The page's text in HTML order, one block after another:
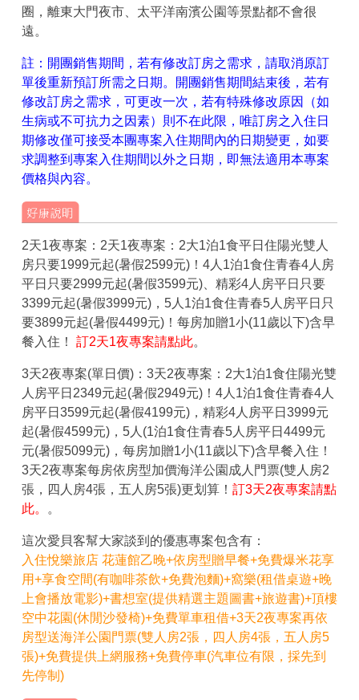
圈，離東大門夜市、太平洋南濱公園等景點都不會很
遠。
註：開團銷售期間，若有修改訂房之需求，請取消原訂
單後重新預訂所需之日期。開團銷售期間結束後，若有
修改訂房之需求，可更改一次，若有特殊修改原因（如
生病或不可抗力之因素）則不在此限，唯訂房之入住日
期修改僅可接受本團專案入住期間內的日期變更，如要
求調整到專案入住期間以外之日期，即無法適用本專案
價格與內容。
2天1夜專案：2天1夜專案：2大1泊1食平日住陽光雙人
房只要1999元起(暑假2599元)！4人1泊1食住青春4人房
平日只要2999元起(暑假3599元)、精彩4人房平日只要
3399元起(暑假3999元)，5人1泊1食住青春5人房平日只
要3899元起(暑假4499元)！每房加贈1小(11歲以下)含早
餐入住！ 訂2天1夜專案請點此。
3天2夜專案(單日價)：3天2夜專案：2大1泊1食住陽光雙
人房平日2349元起(暑假2949元)！4人1泊1食住青春4人
房平日3599元起(暑假4199元)，精彩4人房平日3999元
起(暑假4599元)，5人(1泊1食住青春5人房平日4499元
元(暑假5099元)，每房加贈1小(11歲以下)含早餐入住！
3天2夜專案每房依房型加價海洋公園成人門票(雙人房2
張，四人房4張，五人房5張)更划算！ 訂3天2夜專案請點
此。
。
這次愛貝客幫大家談到的優惠專案包含有：
入住悅樂旅店 花蓮館乙晚+依房型贈早餐+免費爆米花享
用+享食空間(有咖啡茶飲+免費泡麵)+窩樂(租借桌遊+晚
上會播放電影)+書想室(提供精選主題圖書+旅遊書)+頂樓
空中花園(休閒沙發椅)+免費單車租借+3天2夜專案再依
房型送海洋公園門票(雙人房2張，四人房4張，五人房5
張)+免費提供上網服務+免費停車(汽車位有限，採先到
先停制)